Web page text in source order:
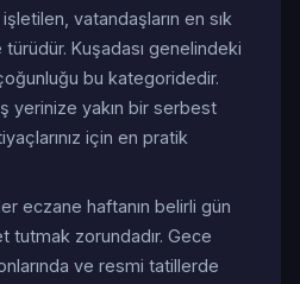
vatandaşların en sık
Kuşadası genelindeki
bu kategoridedir.
yerinize yakın bir serbest
için en pratik
eczane haftanın belirli gün
tutmak zorundadır. Gece
ve resmi tatillerde